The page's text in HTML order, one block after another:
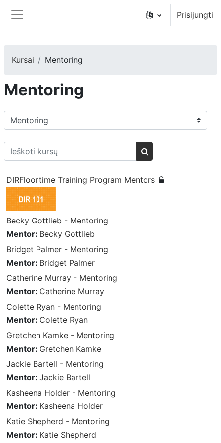
Šoninis skydelis
Prisijungti
Kursai Mentoring
Mentoring
Kursų kategorijos
Ieškoti kursų
Ieškoti kursų
DIRFloortime Training Program Mentors
Becky Gottlieb - Mentoring
Mentor: Becky Gottlieb
Bridget Palmer - Mentoring
Mentor: Bridget Palmer
Catherine Murray - Mentoring
Mentor: Catherine Murray
Colette Ryan - Mentoring
Mentor: Colette Ryan
Gretchen Kamke - Mentoring
Mentor: Gretchen Kamke
Jackie Bartell - Mentoring
Mentor: Jackie Bartell
Kasheena Holder - Mentoring
Mentor: Kasheena Holder
Katie Shepherd - Mentoring
Mentor: Katie Shepherd